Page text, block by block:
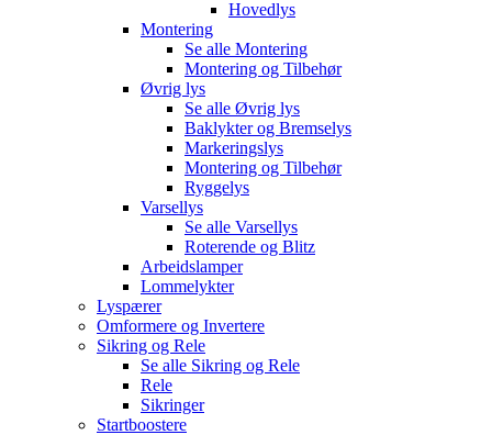
Hovedlys
Montering
Se alle Montering
Montering og Tilbehør
Øvrig lys
Se alle Øvrig lys
Baklykter og Bremselys
Markeringslys
Montering og Tilbehør
Ryggelys
Varsellys
Se alle Varsellys
Roterende og Blitz
Arbeidslamper
Lommelykter
Lyspærer
Omformere og Invertere
Sikring og Rele
Se alle Sikring og Rele
Rele
Sikringer
Startboostere